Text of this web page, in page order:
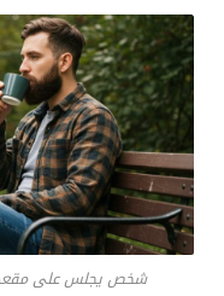
شخص يجلس على